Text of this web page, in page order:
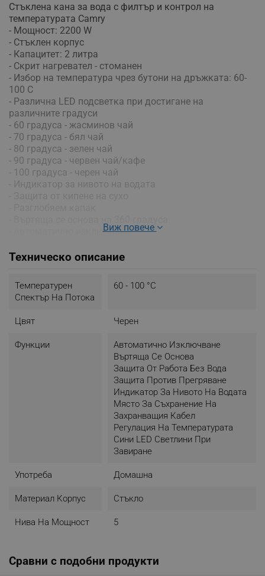
Стъклена кана за вода с филтър и контрол на
температурата Camry
- Мощност: 2200 W
- Стъклен корпус
- Капацитет: 2 литра
- Скрит нагревател - стоманен
- Избор на температура чрез бутони на дръжката: 60-
100 C
- Различна LED подсветка при достигане на
различните градуси
- 60 градуса - жасминов чай
- 70 градуса - бял чай
- 80 градуса - зелен чай
- 90 градуса - червен чай/кафе
- 100 градуса - черен чай
- Индикатор за нивото на водата
- Автоматично изключване
- Честота: 50/60 Hz
Виж повече
Техническо описание
Температурен
Спектър На Потока
60 - 100 °C
Цвят Черен
Функции
Автоматично Изключване
Въртяща Се Основа
Защита От Работа Без Вода
Защита Против Прегряване
Индикатор За Нивото На Водата
Място За Съхранение На
Захранващия Кабел
Регулация На Температурата
Сини LED Светлини При
Завиране
Употреба Домашна
Материал Корпус Стъкло
Нива На Мощност 5
Сравни с подобни продукти